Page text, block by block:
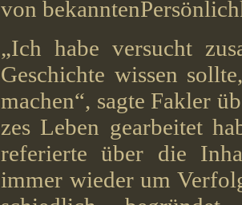
von
„Ich habe versucht
Geschichte wissen
machen“, sagte Fakler
zes Leben gearbeitet
referierte über die
immer wieder um